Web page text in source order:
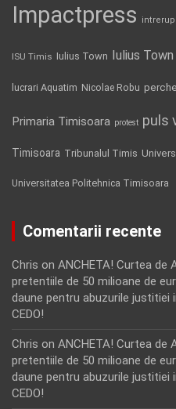
Impactpress
ISU Timis Iulius Town Iulius
lucrari Aquatim Nicolae Robu
Primaria Timisoara protest puls
Timisoara Tribunalul Timis
Universitatea Politehnica Timisoara
Comentarii recente
Chris on ANCHETA! Curtea de
pretentiile de 50 milioane de
daune pentru abuzurile
CEDO!
Chris on ANCHETA! Curtea de
pretentiile de 50 milioane de
daune pentru abuzurile
CEDO!